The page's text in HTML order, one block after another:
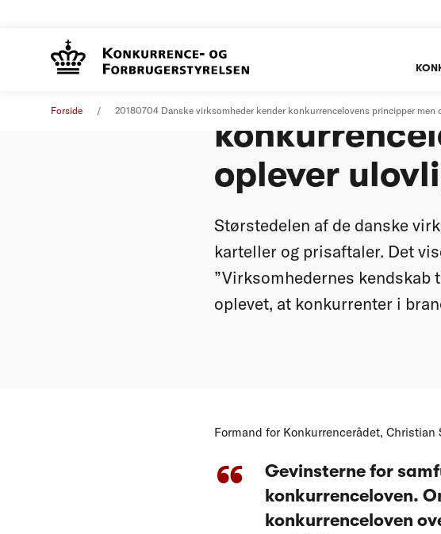
Forside 20180704 Danske virksomheder kender konkurrencelovens principper men
oplever
Størstedelen af de danske
karteller og prisaftaler. Det
”Virksomhedernes kendskab
oplevet, at konkurrenter i
Formand for Konkurrencerådet, Christian
Gevinsterne for
konkurrenceloven.
konkurrenceloven